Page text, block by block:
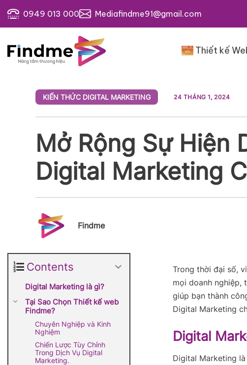
qua
nội
dung
0949 013 000 Mediafindme91@gmail.com
Thiết kế
KIẾN THỨC DIGITAL MARKETING 24 THÁNG 1, 2024
Mở Rộng Sự Hiện
Digital Marketing
Findme
Contents
Digital Marketing là gì?
Tại Sao Chọn Thiết kế web
Findme?
Chuyên Nghiệp và Kinh
Nghiệm
Chiến Lược Tùy Chỉnh
Trong Dịch Vụ Digital
Marketing.
Trong thời đại số,
mọi doanh nghiệp,
giúp bạn thành
Digital Marketing
Digital
Digital Marketing